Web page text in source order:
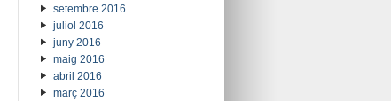
setembre 2016
juliol 2016
juny 2016
maig 2016
abril 2016
març 2016